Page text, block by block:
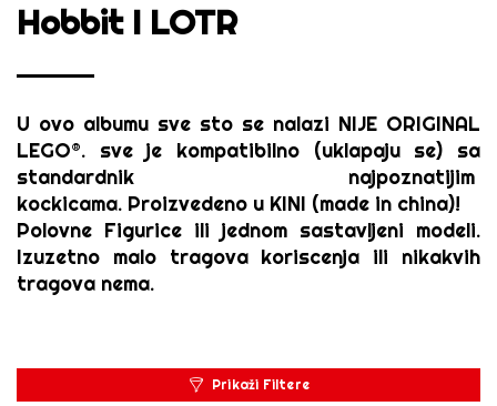
Hobbit I LOTR
U ovo albumu sve sto se nalazi NIJE ORIGINAL
LEGO®. sve je kompatibilno (uklapaju se) sa
standardnik najpoznatijim
kockicama. Proizvedeno u KINI (made in china)!
Polovne Figurice ili jednom sastavljeni modeli.
Izuzetno malo tragova koriscenja ili nikakvih
tragova nema.
Prikaži Filtere